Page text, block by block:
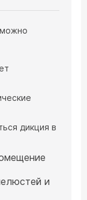
дикция в
и